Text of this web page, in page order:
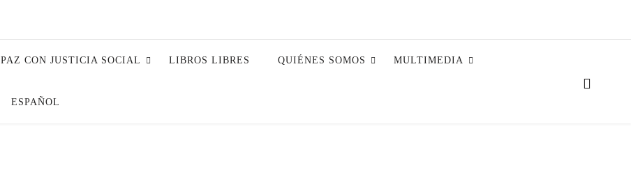
PAZ CON JUSTICIA SOCIAL LIBROS LIBRES QUIÉNES SOMOS MULTIMEDIA
ESPAÑOL